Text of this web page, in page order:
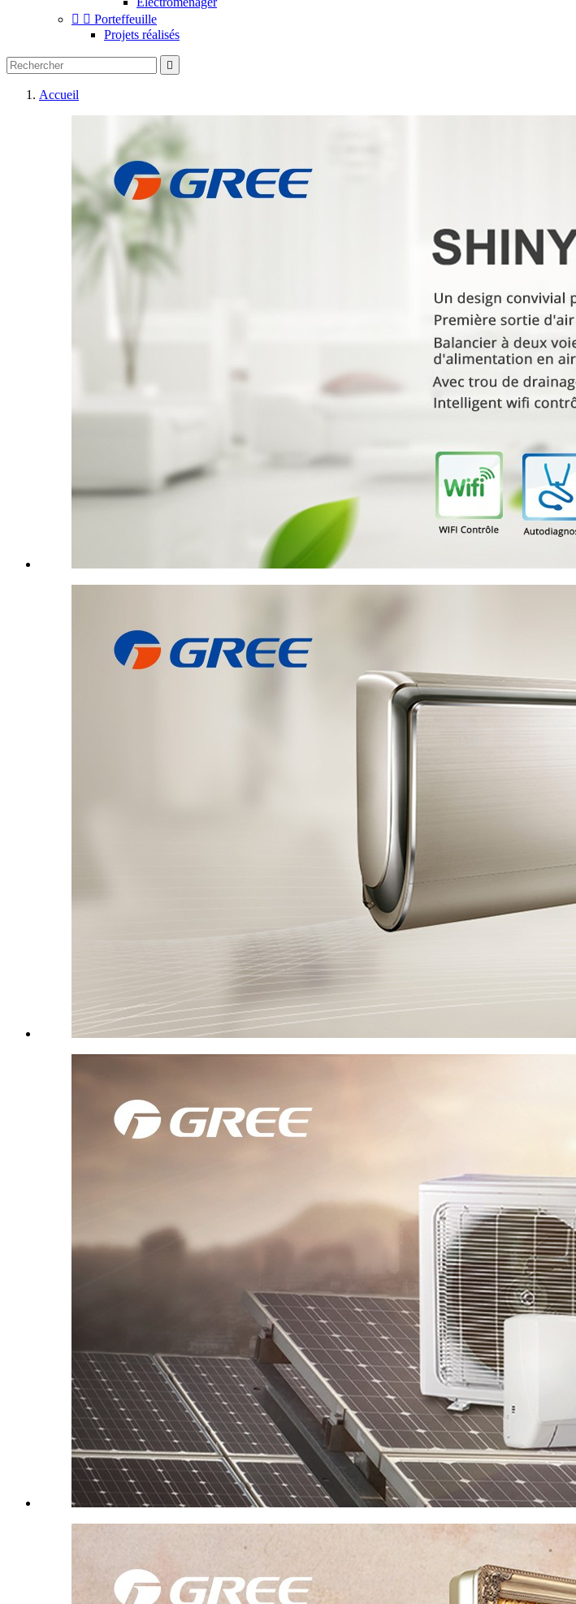
  Porteffeuille
Projets réalisés

Accueil